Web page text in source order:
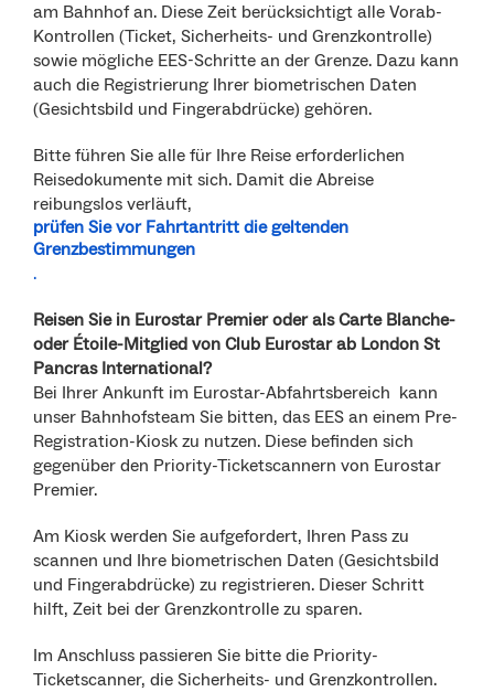
am Bahnhof an. Diese Zeit berücksichtigt alle Vorab-
Kontrollen (Ticket, Sicherheits- und Grenzkontrolle)
sowie mögliche EES-Schritte an der Grenze. Dazu kann
auch die Registrierung Ihrer biometrischen Daten
(Gesichtsbild und Fingerabdrücke) gehören.
Bitte führen Sie alle für Ihre Reise erforderlichen
Reisedokumente mit sich. Damit die Abreise
reibungslos verläuft,
prüfen Sie vor Fahrtantritt die geltenden
Grenzbestimmungen
.
Reisen Sie in Eurostar Premier oder als Carte Blanche-
oder Étoile-Mitglied von Club Eurostar ab London St
Pancras International?
Bei Ihrer Ankunft im Eurostar-Abfahrtsbereich kann
unser Bahnhofsteam Sie bitten, das EES an einem Pre-
Registration-Kiosk zu nutzen. Diese befinden sich
gegenüber den Priority-Ticketscannern von Eurostar
Premier.
Am Kiosk werden Sie aufgefordert, Ihren Pass zu
scannen und Ihre biometrischen Daten (Gesichtsbild
und Fingerabdrücke) zu registrieren. Dieser Schritt
hilft, Zeit bei der Grenzkontrolle zu sparen.
Im Anschluss passieren Sie bitte die Priority-
Ticketscanner, die Sicherheits- und Grenzkontrollen.